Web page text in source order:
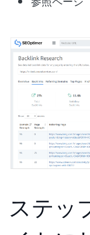
ステッ